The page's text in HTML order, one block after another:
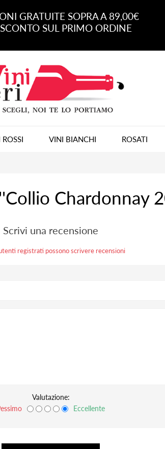
GRATUITE SOPRA A 89,00€
SUL PRIMO ORDINE
VINI BIANCHI ROSATI
Collio Chardonnay
Scrivi una recensione
registrati possono scrivere recensioni
Valutazione:
Eccellente